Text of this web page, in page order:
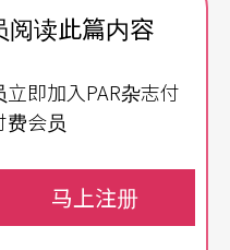
；随后穿越传统脉动
，策展人们也经验一
命实践」的身体溯源
，艺术家正经历一场
阅读此篇内容
即加入PAR杂志付
费会员
马上注册